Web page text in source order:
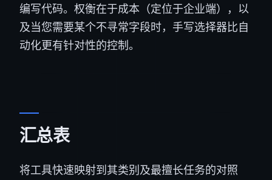
编写代码。权衡在于成本（定位于企业端），以
及当您需要某个不寻常字段时，手写选择器比自
动化更有针对性的控制。
汇总表
将工具快速映射到其类别及最擅长任务的对照